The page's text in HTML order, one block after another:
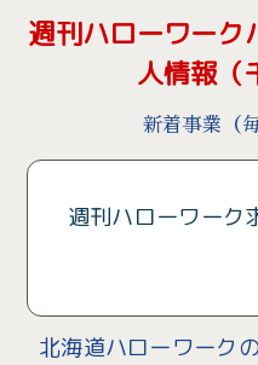
週刊ハローワーク
人情報（
新着事業（
週刊ハローワーク
北海道ハローワーク